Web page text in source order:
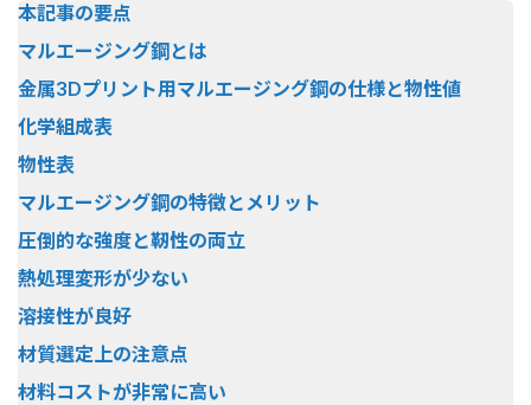
本記事の要点
マルエージング鋼とは
金属3Dプリント用マルエージング鋼の仕様と物性値
化学組成表
物性表
マルエージング鋼の特徴とメリット
圧倒的な強度と靭性の両立
熱処理変形が少ない
溶接性が良好
材質選定上の注意点
材料コストが非常に高い